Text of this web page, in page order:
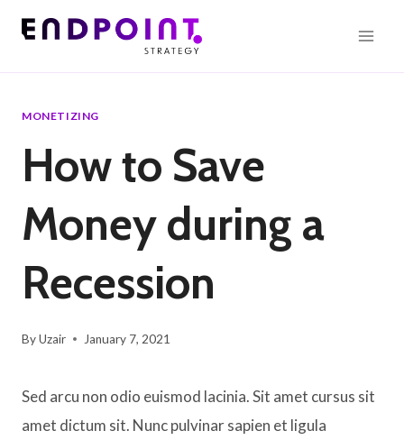
content
MONETIZING
How to Save
Money during a
Recession
ByUzair January 7, 2021
Sed arcu non odio euismod lacinia. Sit amet cursus sit
amet dictum sit. Nunc pulvinar sapien et ligula